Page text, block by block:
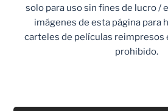
solo para uso sin fines de lucro /
imágenes de esta página para
carteles de películas
prohibido.